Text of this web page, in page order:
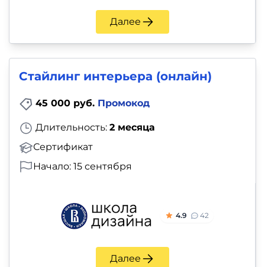
Далее
Стайлинг интерьера (онлайн)
45 000 руб. Промокод
Длительность: 2 месяца
Сертификат
Начало: 15 сентября
4.9 42
Далее